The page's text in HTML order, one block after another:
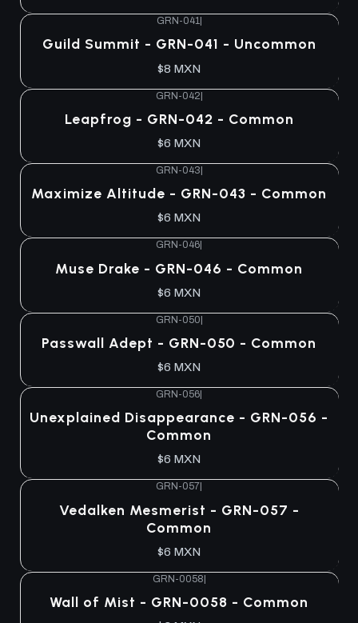
GRN-041|
Guild Summit - GRN-041 - Uncommon
$8 MXN
GRN-042|
Leapfrog - GRN-042 - Common
$6 MXN
GRN-043
Maximize Altitude - GRN-043 - Common
$6 MXN
GRN-046
Muse Drake - GRN-046 - Common
$6 MXN
GRN-050|
Passwall Adept - GRN-050 - Common
$6 MXN
GRN-056
Unexplained Disappearance - GRN-056 -
Common
$6 MXN
GRN-057
Vedalken Mesmerist - GRN-057 -
Common
$6 MXN
GRN-0058|
Wall of Mist - GRN-0058 - Common